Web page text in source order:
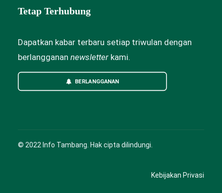
Tetap Terhubung
Dapatkan kabar terbaru setiap triwulan dengan
berlangganan newsletter kami.
BERLANGGANAN
© 2022 Info Tambang. Hak cipta dilindungi.
Kebijakan Privasi